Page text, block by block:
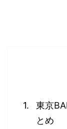
東京
とめ